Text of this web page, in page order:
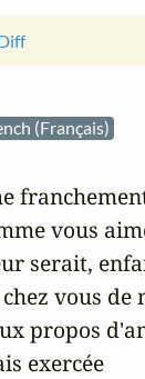
(Français)
vous
serait,
vous de
propos
exercée